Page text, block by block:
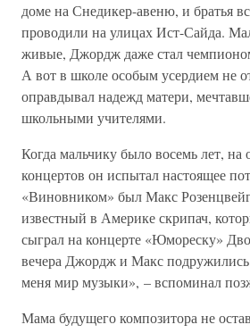
доме на Снедикер-авеню, и братья
проводили на улицах Ист-Сайда.
живые, Джордж даже стал
А вот в школе особым усердием не
оправдывал надежд матери,
школьными учителями.
Когда мальчику было восемь лет,
концертов он испытал настоящее
«Виновником» был Макс
известный в Америке скрипач,
сыграл на концерте «Юмореску»
вечера Джордж и Макс
меня мир музыки», – вспоминал
Мама будущего композитора не